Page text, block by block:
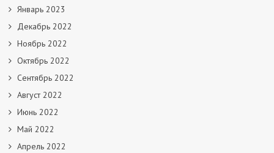
Январь 2023
Декабрь 2022
Ноябрь 2022
Октябрь 2022
Сентябрь 2022
Август 2022
Июнь 2022
Май 2022
Апрель 2022